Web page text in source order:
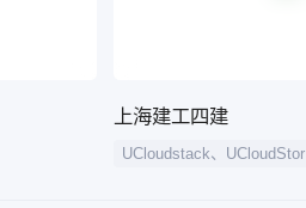
上海建工四建
UCloudstack、UCloudStor